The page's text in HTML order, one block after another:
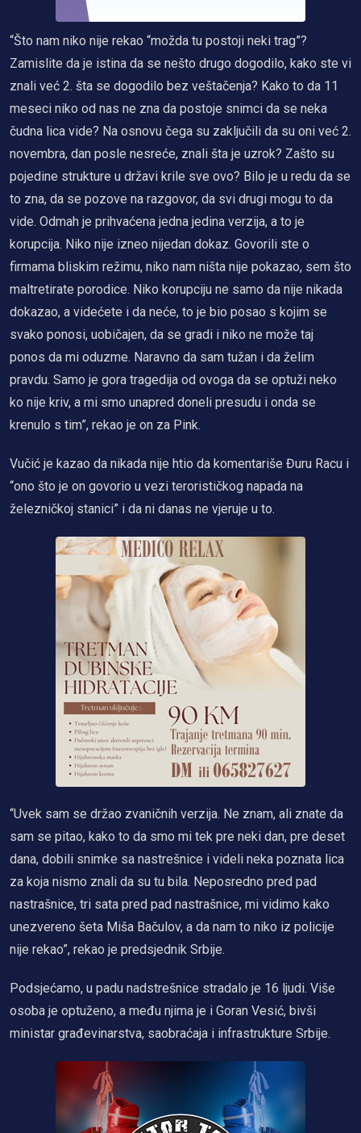
“Što nam niko nije rekao “možda tu postoji neki trag”?
Zamislite da je istina da se nešto drugo dogodilo, kako ste vi
znali već 2. šta se dogodilo bez veštačenja? Kako to da 11
meseci niko od nas ne zna da postoje snimci da se neka
čudna lica vide? Na osnovu čega su zaključili da su oni već 2.
novembra, dan posle nesreće, znali šta je uzrok? Zašto su
pojedine strukture u državi krile sve ovo? Bilo je u redu da se
to zna, da se pozove na razgovor, da svi drugi mogu to da
vide. Odmah je prihvaćena jedna jedina verzija, a to je
korupcija. Niko nije izneo nijedan dokaz. Govorili ste o
firmama bliskim režimu, niko nam ništa nije pokazao, sem što
maltretirate porodice. Niko korupciju ne samo da nije nikada
dokazao, a videćete i da neće, to je bio posao s kojim se
svako ponosi, uobičajen, da se gradi i niko ne može taj
ponos da mi oduzme. Naravno da sam tužan i da želim
pravdu. Samo je gora tragedija od ovoga da se optuži neko
ko nije kriv, a mi smo unapred doneli presudu i onda se
krenulo s tim”, rekao je on za Pink.
Vučić je kazao da nikada nije htio da komentariše Đuru Racu i
“ono što je on govorio u vezi terorističkog napada na
železničkoj stanici” i da ni danas ne vjeruje u to.
“Uvek sam se držao zvaničnih verzija. Ne znam, ali znate da
sam se pitao, kako to da smo mi tek pre neki dan, pre deset
dana, dobili snimke sa nastrešnice i videli neka poznata lica
za koja nismo znali da su tu bila. Neposredno pred pad
nastrašnice, tri sata pred pad nastrašnice, mi vidimo kako
unezvereno šeta Miša Bačulov, a da nam to niko iz policije
nije rekao”, rekao je predsjednik Srbije.
Podsjećamo, u padu nadstrešnice stradalo je 16 ljudi. Više
osoba je optuženo, a među njima je i Goran Vesić, bivši
ministar građevinarstva, saobraćaja i infrastrukture Srbije.